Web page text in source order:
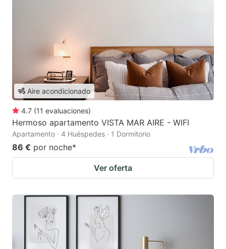
Aire acondicionado
4.7 (11 evaluaciones)
Hermoso apartamento VISTA MAR AIRE - WIFI
Apartamento · 4 Huéspedes · 1 Dormitorio
86 € por noche*
Ver oferta